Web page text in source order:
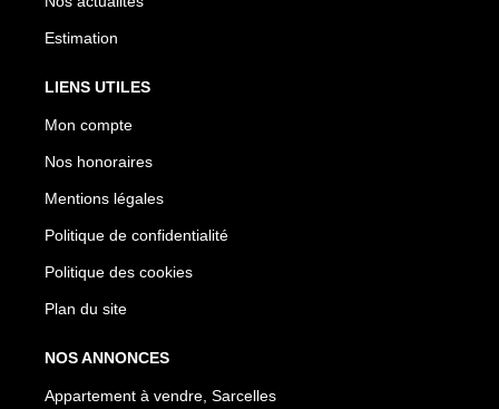
Estimation
LIENS UTILES
Mon compte
Nos honoraires
Mentions légales
Politique de confidentialité
Politique des cookies
Plan du site
NOS ANNONCES
Appartement à vendre, Sarcelles